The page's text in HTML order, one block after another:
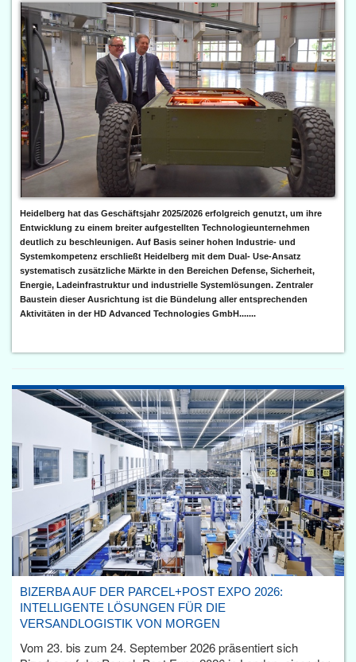
Heidelberg hat das Geschäftsjahr 2025/2026 erfolgreich genutzt, um ihre
Entwicklung zu einem breiter aufgestellten Technologieunternehmen
deutlich zu beschleunigen. Auf Basis seiner hohen Industrie- und
Systemkompetenz erschließt Heidelberg mit dem Dual- Use-Ansatz
systematisch zusätzliche Märkte in den Bereichen Defense, Sicherheit,
Energie, Ladeinfrastruktur und industrielle Systemlösungen. Zentraler
Baustein dieser Ausrichtung ist die Bündelung aller entsprechenden
Aktivitäten in der HD Advanced Technologies GmbH.......
BIZERBA AUF DER PARCEL+POST EXPO 2026:
INTELLIGENTE LÖSUNGEN FÜR DIE
VERSANDLOGISTIK VON MORGEN
Vom 23. bis zum 24. September 2026 präsentiert sich